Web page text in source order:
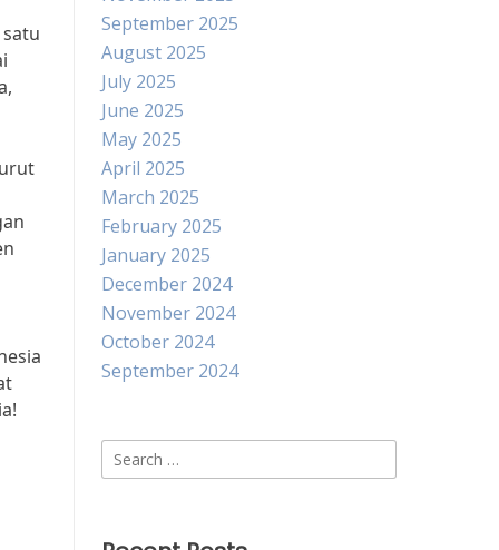
September 2025
August 2025
July 2025
June 2025
May 2025
April 2025
March 2025
February 2025
January 2025
December 2024
November 2024
October 2024
September 2024
Search
for: